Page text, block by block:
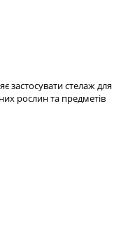
застосувати стелаж для
рослин та предметів